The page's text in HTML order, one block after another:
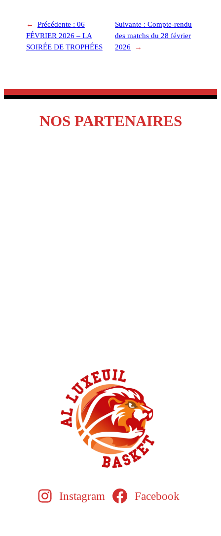
← Précédente : 06
FÉVRIER 2026 – LA
SOIRÉE DE TROPHÉES
Suivante :Compte-rendu
des matchs du 28 février
2026
→
NOS PARTENAIRES
Instagram Facebook